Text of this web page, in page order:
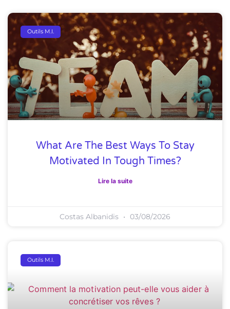
Outils M.I.
What Are The Best Ways To Stay
Motivated In Tough Times?
Lire la suite
Costas Albanidis 03/08/2026
Outils M.I.